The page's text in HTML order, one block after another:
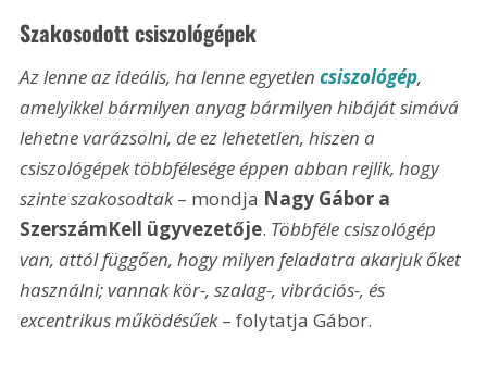
Szakosodott csiszológépek
Az lenne az ideális, ha lenne egyetlen csiszológép,
amelyikkel bármilyen anyag bármilyen hibáját simává
lehetne varázsolni, de ez lehetetlen, hiszen a
csiszológépek többfélesége éppen abban rejlik, hogy
szinte szakosodtak – mondja Nagy Gábor a
SzerszámKell ügyvezetője. Többféle csiszológép
van, attól függően, hogy milyen feladatra akarjuk őket
használni; vannak kör-, szalag-, vibrációs-, és
excentrikus működésűek – folytatja Gábor.